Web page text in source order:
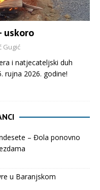
uskoro
Gugić
i natjecateljski duh
rujna 2026. godine!
– Đola ponovno
u Baranjskom